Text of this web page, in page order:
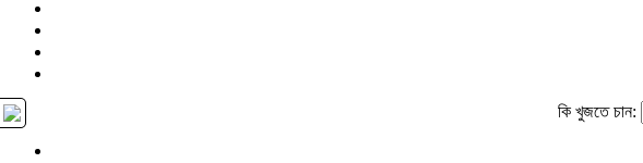
কি খুজতে চান: